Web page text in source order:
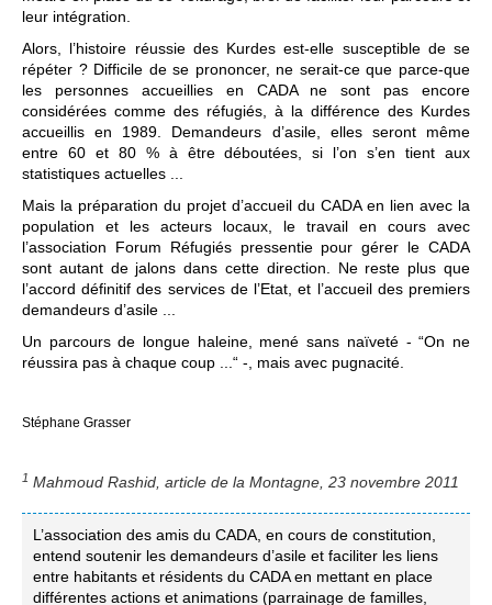
leur intégration.
Alors, l’histoire réussie des Kurdes est-elle susceptible de se
répéter ? Difficile de se prononcer, ne serait-ce que parce-que
les personnes accueillies en CADA ne sont pas encore
considérées comme des réfugiés, à la différence des Kurdes
accueillis en 1989. Demandeurs d’asile, elles seront même
entre 60 et 80 % à être déboutées, si l’on s’en tient aux
statistiques actuelles ...
Mais la préparation du projet d’accueil du CADA en lien avec la
population et les acteurs locaux, le travail en cours avec
l’association Forum Réfugiés pressentie pour gérer le CADA
sont autant de jalons dans cette direction. Ne reste plus que
l’accord définitif des services de l’Etat, et l’accueil des premiers
demandeurs d’asile ...
Un parcours de longue haleine, mené sans naïveté - “On ne
réussira pas à chaque coup ...“ -, mais avec pugnacité.
Stéphane Grasser
1 Mahmoud Rashid, article de la Montagne, 23 novembre 2011
L’association des amis du CADA, en cours de constitution,
entend soutenir les demandeurs d’asile et faciliter les liens
entre habitants et résidents du CADA en mettant en place
différentes actions et animations (parrainage de familles,